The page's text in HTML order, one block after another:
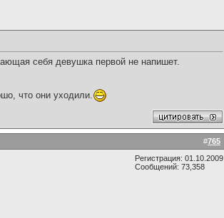
себя девушка первой не напишет.
что они уходили.
#765
Регистрация: 01.10.2009
Сообщений: 73,358